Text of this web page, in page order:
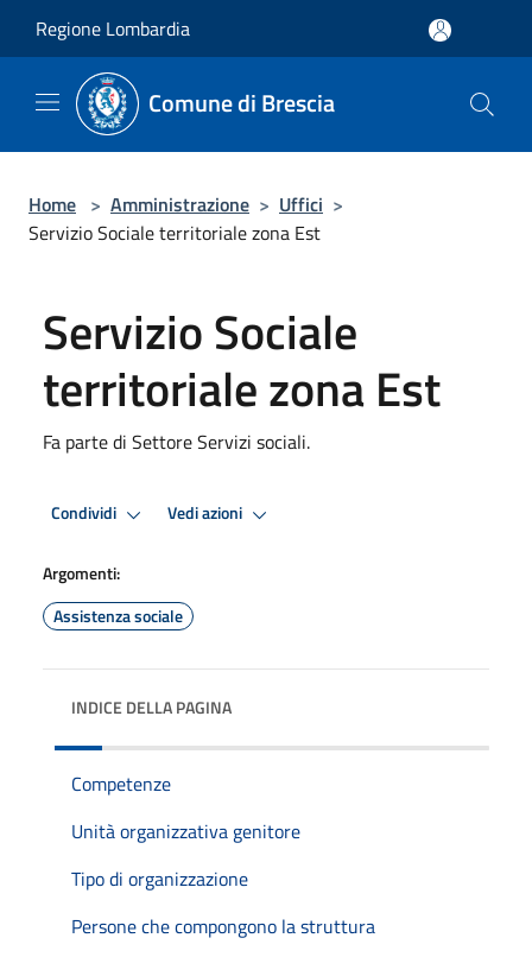
Regione Lombardia
Comune di Brescia
Home > Amministrazione > Uffici >
Servizio Sociale territoriale zona Est
Servizio Sociale
territoriale zona Est
Fa parte di Settore Servizi sociali.
Condividi Vedi azioni
Argomenti:
Assistenza sociale
INDICE DELLA PAGINA
Competenze
Unità organizzativa genitore
Tipo di organizzazione
Persone che compongono la struttura